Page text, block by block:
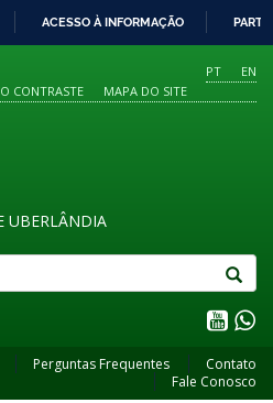
O
CONTEÚDO
ACESSO À INFORMAÇÃO
PT
EN
CONTRASTE MAPA DO SITE
UBERLÂNDIA
Perguntas Frequentes
Contato
Fale Conosco